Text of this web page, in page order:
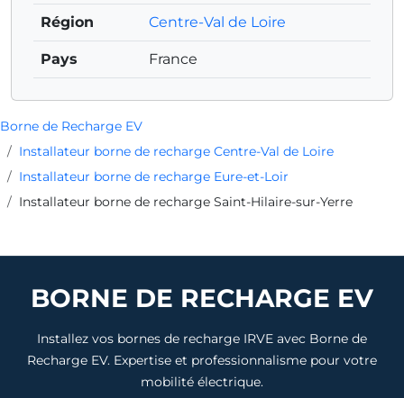
Borne de Recharge EV
Installateur borne de recharge Centre-Val de Loire
Installateur borne de recharge Eure-et-Loir
Installateur borne de recharge Saint-Hilaire-sur-Yerre
Région Centre-Val de Loire
Pays France
BORNE DE RECHARGE EV
Installez vos bornes de recharge IRVE avec Borne de
Recharge EV. Expertise et professionnalisme pour votre
mobilité électrique.